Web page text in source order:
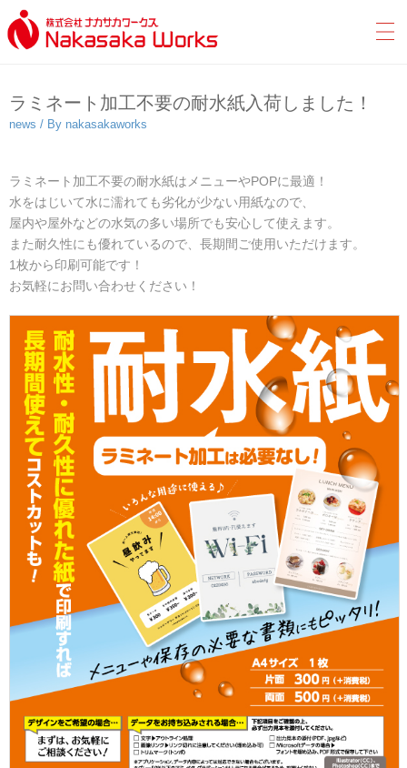
ラミネート加工不要の耐水紙入荷しました！
news / By nakasakaworks
ラミネート加工不要の耐水紙はメニューやPOPに最適！
水をはじいて水に濡れても劣化が少ない用紙なので、
屋内や屋外などの水気の多い場所でも安心して使えます。
また耐久性にも優れているので、長期間ご使用いただけます。
1枚から印刷可能です！
お気軽にお問い合わせください！